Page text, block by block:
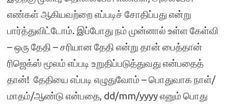
எண்கள் ஆகியவற்றை எப்படிச் சோதிப்பது என்று
பார்த்துவிட்டோம். இப்போது நம் முன்னால் உள்ள கேள்வி
– ஒரு தேதி – சரியான தேதி என்று தான் பைத்தான்
ரிஜெக்ஸ் மூலம் எப்படி உறுதிப்படுத்துவது என்பதைத்
தான்! தேதியை எப்படி எழுதுவோம் – பொதுவாக நாள்/
மாதம்/ஆண்டு என்பதை, dd/mm/yyyy எனும் பொது